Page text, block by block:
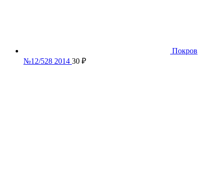
Покров
№12/528 2014 30 ₽